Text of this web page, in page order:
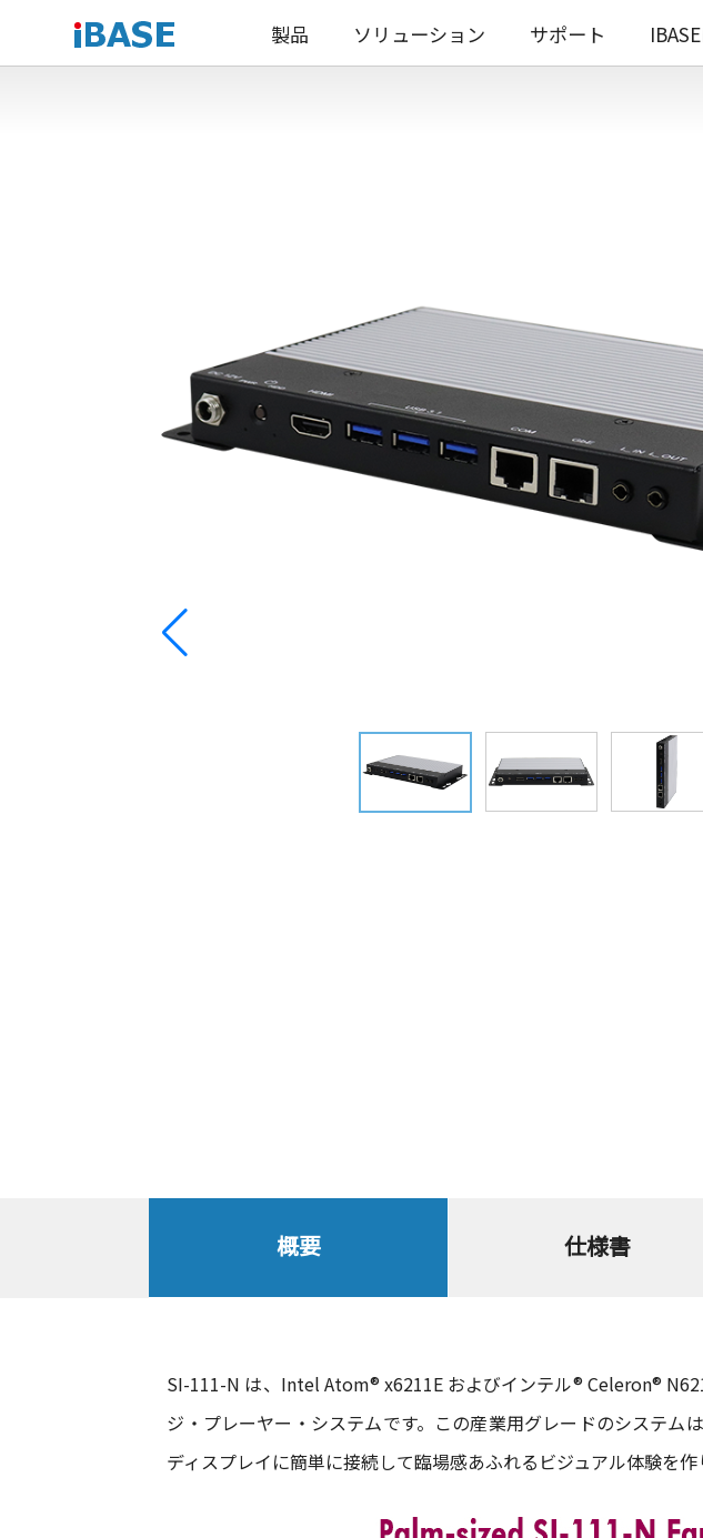
製品 ソリューション サポート
概要 仕様書
SI-111-N は、Intel Atom® x6211E およびインテル® Celeron®
ジ・プレーヤー・システムです。この産業用グレードのシステム
ディスプレイに簡単に接続して臨場感あふれるビジュアル体験を